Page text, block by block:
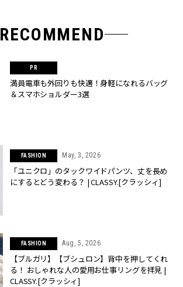
RECOMMEND
満員電車も外回りも快適！身軽になれるバッグ
＆スマホショルダー3選
FASHION May, 3, 2026
「ユニクロ」のタックワイドパンツ、丈を長め
にするとどう変わる？ | CLASSY.[クラッシィ]
FASHION Aug, 5, 2026
【ブルガリ】【ブシュロン】背中を押してくれ
る！ おしゃれな人の愛用お仕事リングを拝見 |
CLASSY.[クラッシィ]